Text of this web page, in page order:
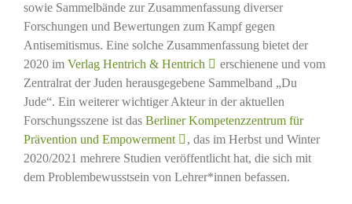
sowie Sammelbände zur Zusammenfassung diverser
Forschungen und Bewertungen zum Kampf gegen
Antisemitismus. Eine solche Zusammenfassung bietet der
2020 im Verlag Hentrich & Hentrich
erschienene und vom
Zentralrat der Juden herausgegebene Sammelband „Du
Jude“. Ein weiterer wichtiger Akteur in der aktuellen
Forschungsszene ist das Berliner Kompetenzzentrum für
Prävention und Empowerment
, das im Herbst und Winter
2020/2021 mehrere Studien veröffentlicht hat, die sich mit
dem Problembewusstsein von Lehrer*innen befassen.